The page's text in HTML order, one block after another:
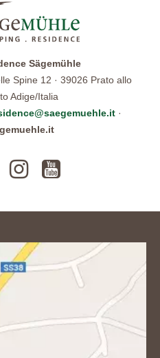
Sägemühle
Spine 12 · 39026 Prato allo
Adige/Italia
·